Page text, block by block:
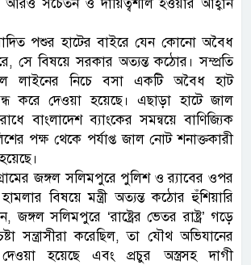
আরও সচেতন ও দায়িত্বশীল হওয়ার আহ্বান
পশুর হাটের বাইরে যেন কোনো অবৈধ
সে বিষয়ে সরকার অত্যন্ত কঠোর। সম্প্রতি
লাইনের নিচে বসা একটি অবৈধ হাট
করে দেওয়া হয়েছে। এছাড়া হাটে জাল
বাংলাদেশ ব্যাংকের সমন্বয়ে বাণিজ্যিক
পক্ষ থেকে পর্যাপ্ত জাল নোট শনাক্তকারী
জঙ্গল সলিমপুরে পুলিশ ও র‌্যাবের ওপর
হামলার বিষয়ে মন্ত্রী অত্যন্ত কঠোর হুঁশিয়ারি
জঙ্গল সলিমপুরে ‘রাষ্ট্রের ভেতর রাষ্ট্র’ গড়ে
সন্ত্রাসীরা করেছিল, তা যৌথ অভিযানের
হয়েছে এবং প্রচুর অস্ত্রসহ দাগী